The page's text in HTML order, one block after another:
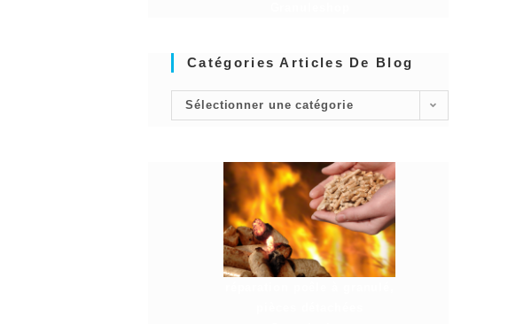
Catégories Articles De Blog
Sélectionner une catégorie